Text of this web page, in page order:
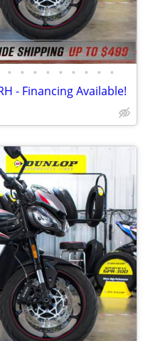
• • • • • • • • •
- Financing Available!